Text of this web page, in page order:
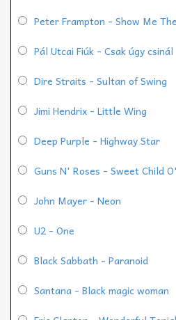
Peter Frampton - Show Me
Pál Utcai Fiúk - Csak úgy csinál
Dire Straits - Sultan of Swing
Jimi Hendrix - Little Wing
Deep Purple - Highway Star
Guns N' Roses - Sweet Child
John Mayer - Neon
U2 - One
Black Sabbath - Paranoid
Santana - Black magic woman